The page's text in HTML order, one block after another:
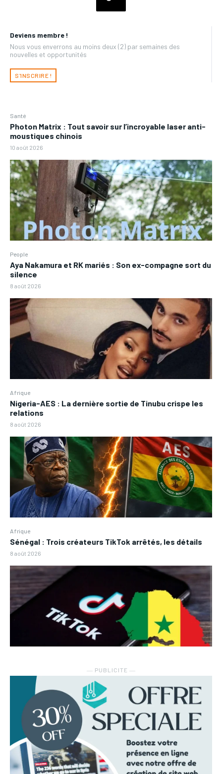
Deviens membre !
Nous vous enverrons au moins deux (2) par semaines des
nouvelles et opportunités
S'INSCRIRE !
Santé
Photon Matrix : Tout savoir sur l’incroyable laser anti-
moustiques chinois
10 août 2026
People
Aya Nakamura et RK mariés : Son ex-compagne sort du
silence
8 août 2026
Afrique
Nigeria-AES : La dernière sortie de Tinubu crispe les
relations
8 août 2026
Afrique
Sénégal : Trois créateurs TikTok arrêtés, les détails
8 août 2026
― PUBLICITE ―